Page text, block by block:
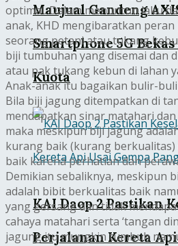
Maujual Gandeng
Smartphone 5G
Kuota
KAI Daop 2 Pastikan
Perjalanan Kereta
optimal. Dalam menuntun laku
anak, KHD mengibaratkan
seorang petani atau tukang
biji tumbuhan yang disemai dan
atau pak tukang kebun di lahan
Anak-anak itu bagaikan bulir-
Bila biji jagung ditempatkan di
mendapatkan sinar matahari
maka meskipun biji jagung
kurang baik (kurang
baik karena perhatian dan
Demikian sebaliknya, meskipun
adalah bibit berkualitas baik
yang gersang dan tidak
cahaya matahari serta ‘tangan
jagung itu mungkin tumbuh